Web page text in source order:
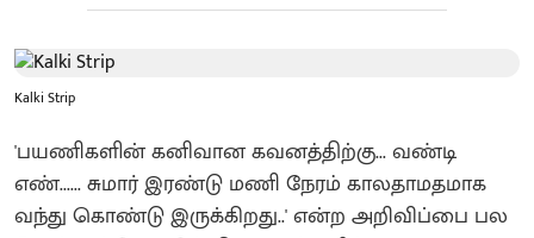
Kalki Strip
'பயணிகளின் கனிவான கவனத்திற்கு... வண்டி
எண்...... சுமார் இரண்டு மணி நேரம் காலதாமதமாக
வந்து கொண்டு இருக்கிறது..' என்ற அறிவிப்பை பல